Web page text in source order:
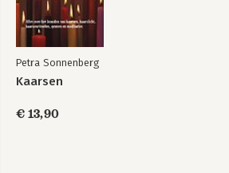
Petra Sonnenberg
Kaarsen
€ 13,90